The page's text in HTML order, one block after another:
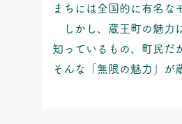
まちには全国的に有名な
しかし、蔵王町の魅力
知っているもの、町民だ
そんな「無限の魅力」が